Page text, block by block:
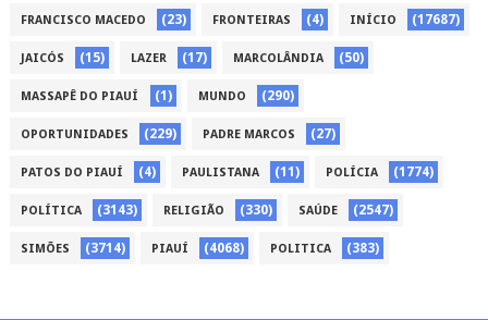
FRANCISCO MACEDO (23) FRONTEIRAS (4) INÍCIO (17687)
JAICÓS (15) LAZER (17) MARCOLÂNDIA (50)
MASSAPÊ DO PIAUÍ (1) MUNDO (290)
OPORTUNIDADES (229) PADRE MARCOS (27)
PATOS DO PIAUÍ (4) PAULISTANA (11) POLÍCIA (1774)
POLÍTICA (3143) RELIGIÃO (330) SAÚDE (2547)
SIMÕES (3714) PIAUÍ (4068) POLITICA (383)